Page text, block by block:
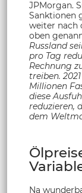
JPMorgan.
Sanktionen
weiter nach
oben
Russland
pro Tag
Rechnung
treiben.
Millionen
diese
reduzieren,
dem
Na